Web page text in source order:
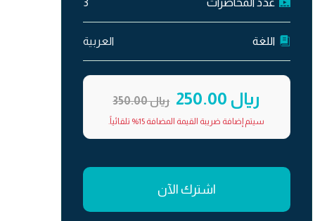
عدد المحاضرات 3
اللغة العربية
ريال 250.00 ريال 350.00
سيتم إضافة ضريبة القيمة المضافة 15% تلقائياً.
اشترك الآن